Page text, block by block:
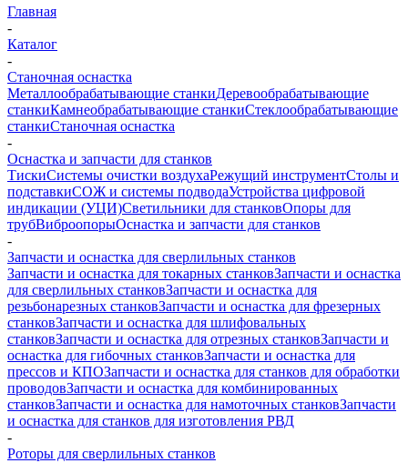
Главная
-
Каталог
-
Станочная оснастка
Металлообрабатывающие станкиДеревообрабатывающие
станкиКамнеобрабатывающие станкиСтеклообрабатывающие
станкиСтаночная оснастка
-
Оснастка и запчасти для станков
ТискиСистемы очистки воздухаРежущий инструментСтолы и
подставкиСОЖ и системы подводаУстройства цифровой
индикации (УЦИ)Светильники для станковОпоры для
трубВиброопорыОснастка и запчасти для станков
-
Запчасти и оснастка для сверлильных станков
Запчасти и оснастка для токарных станковЗапчасти и оснастка
для сверлильных станковЗапчасти и оснастка для
резьбонарезных станковЗапчасти и оснастка для фрезерных
станковЗапчасти и оснастка для шлифовальных
станковЗапчасти и оснастка для отрезных станковЗапчасти и
оснастка для гибочных станковЗапчасти и оснастка для
прессов и КПОЗапчасти и оснастка для станков для обработки
проводовЗапчасти и оснастка для комбинированных
станковЗапчасти и оснастка для намоточных станковЗапчасти
и оснастка для станков для изготовления РВД
-
Роторы для сверлильных станков